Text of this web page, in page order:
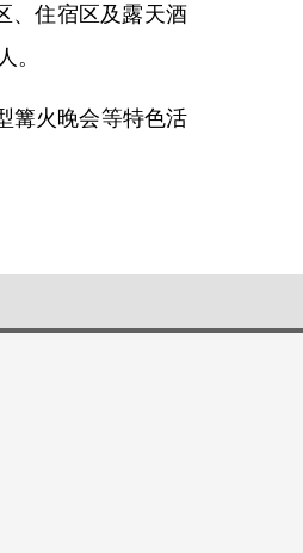
、住宿区及露天酒
。
篝火晚会等特色活